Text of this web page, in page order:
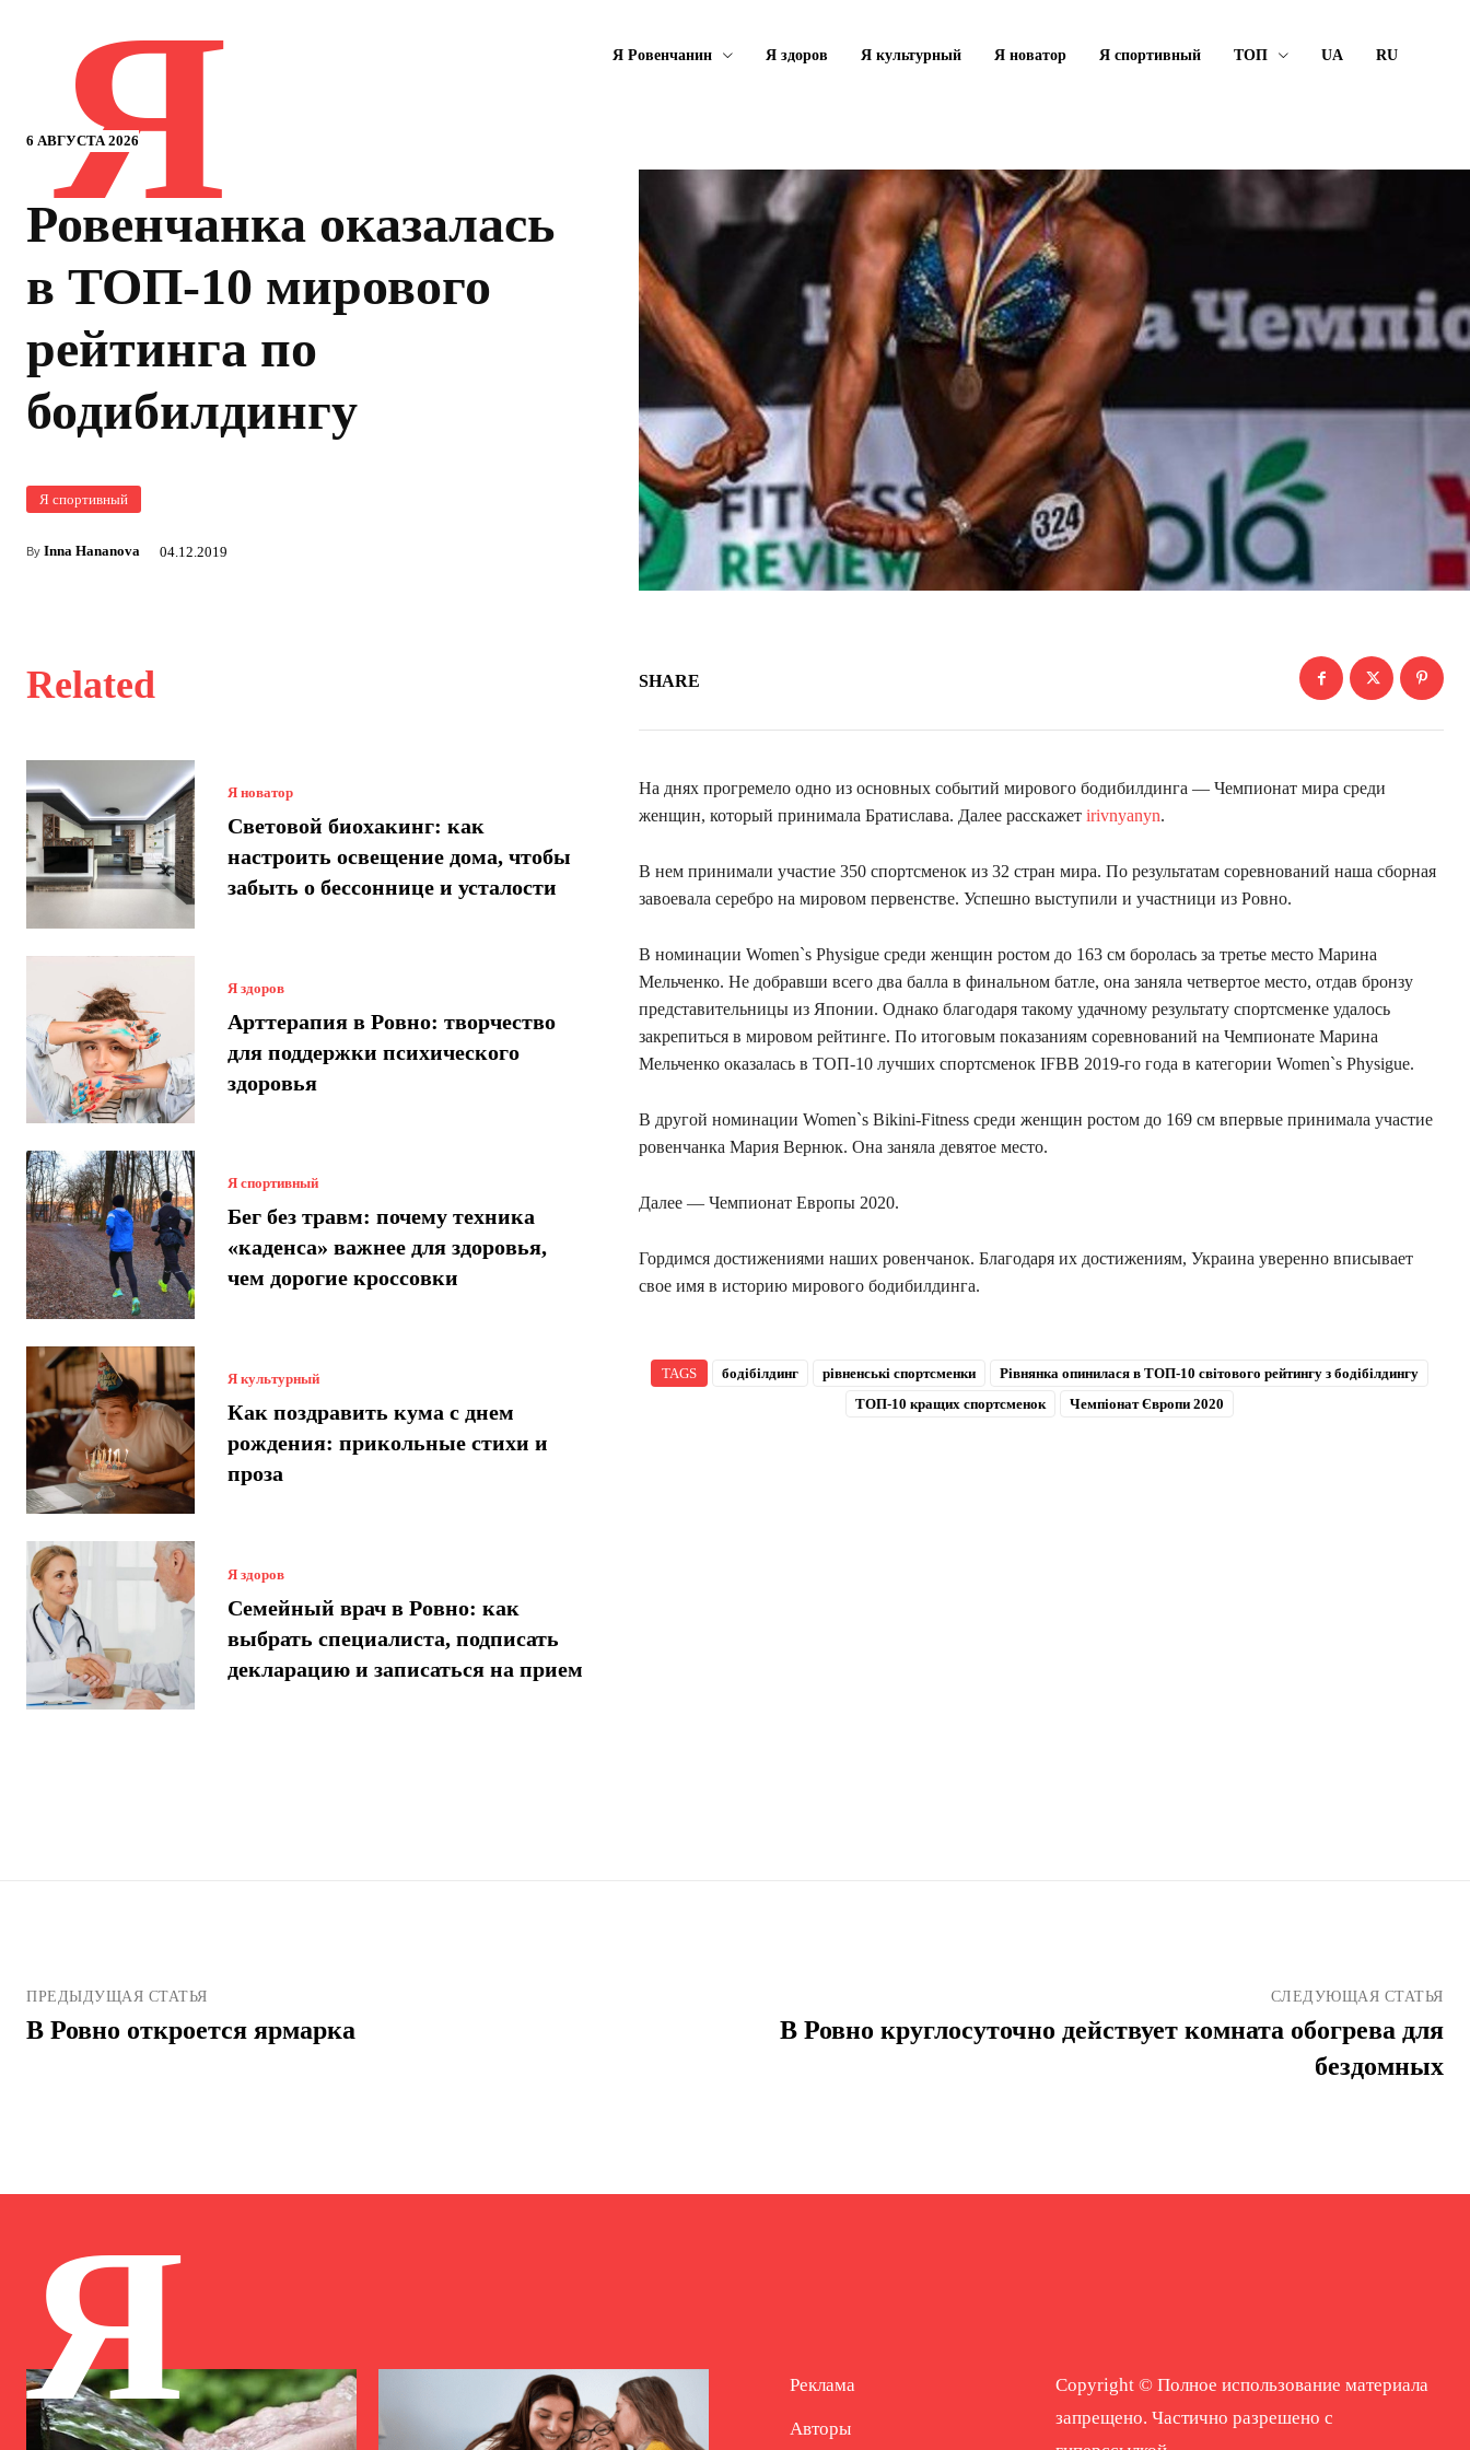
6 АВГУСТА 2026
Я Я Ровенчанин Я здоров Я культурный Я новатор Я спортивный ТОП UA RU
Ровенчанка оказалась
в ТОП-10 мирового
рейтинга по
бодибилдингу
Я спортивный
By Inna Hananova 04.12.2019
Related
Я новатор
Световой биохакинг: как
настроить освещение дома, чтобы
забыть о бессоннице и усталости
Я здоров
Арттерапия в Ровно: творчество
для поддержки психического
здоровья
Я спортивный
Бег без травм: почему техника
«каденса» важнее для здоровья,
чем дорогие кроссовки
Я культурный
Как поздравить кума с днем ​​
рождения: прикольные стихи и
проза
Я здоров
Семейный врач в Ровно: как
выбрать специалиста, подписать
декларацию и записаться на прием
SHARE
На днях прогремело одно из основных событий мирового бодибилдинга — Чемпионат мира среди
женщин, который принимала Братислава. Далее расскажет irivnyanyn.
В нем принимали участие 350 спортсменок из 32 стран мира. По результатам соревнований наша сборная
завоевала серебро на мировом первенстве. Успешно выступили и участници из Ровно.
В номинации Women`s Physigue среди женщин ростом до 163 см боролась за третье место Марина
Мельченко. Не добравши всего два балла в финальном батле, она заняла четвертое место, отдав бронзу
представительницы из Японии. Однако благодаря такому удачному результату спортсменке удалось
закрепиться в мировом рейтинге. По итоговым показаниям соревнований на Чемпионате Марина
Мельченко оказалась в ТОП-10 лучших спортсменок IFBB 2019-го года в категории Women`s Physigue.
В другой номинации Women`s Bikini-Fitness среди женщин ростом до 169 см впервые принимала участие
ровенчанка Мария Вернюк. Она заняла девятое место.
Далее — Чемпионат Европы 2020.
Гордимся достижениями наших ровенчанок. Благодаря их достижениям, Украина уверенно вписывает
свое имя в историю мирового бодибилдинга.
TAGS бодібілдинг рівненські спортсменки
Рівнянка опинилася в ТОП-10 світового рейтингу з бодібілдингу
ТОП-10 кращих спортсменок
Чемпіонат Європи 2020
ПРЕДЫДУЩАЯ СТАТЬЯ
В Ровно откроется ярмарка
СЛЕДУЮЩАЯ СТАТЬЯ
В Ровно круглосуточно действует комната обогрева для
бездомных
Я Реклама
Авторы
Copyright © Полное использование материала
запрещено. Частично разрешено с